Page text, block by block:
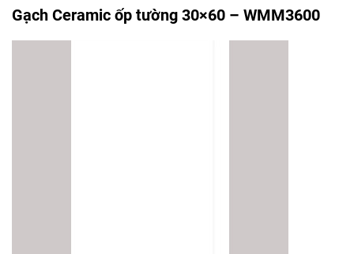
Gạch Ceramic ốp tường 30×60 – WMM3600